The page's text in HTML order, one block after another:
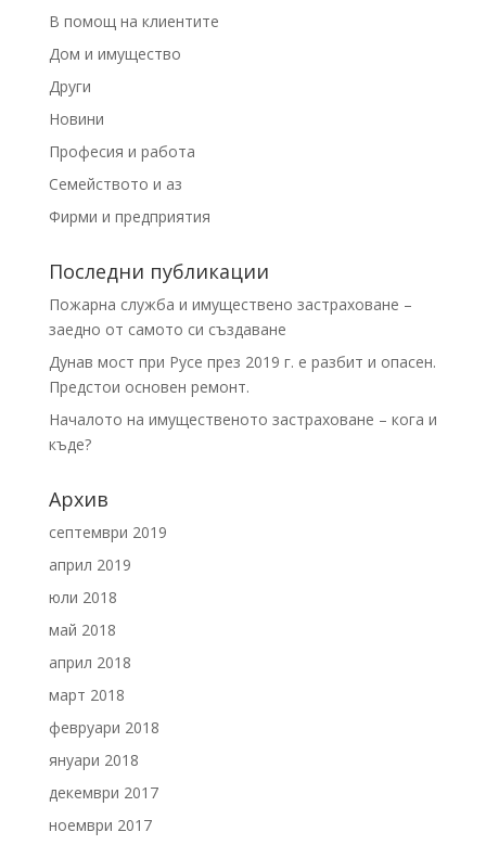
В помощ на клиентите
Дом и имущество
Други
Новини
Професия и работа
Семейството и аз
Фирми и предприятия
Последни публикации
Пожарна служба и имуществено застраховане –
заедно от самото си създаване
Дунав мост при Русе през 2019 г. е разбит и опасен.
Предстои основен ремонт.
Началото на имущественото застраховане – кога и
къде?
Архив
септември 2019
април 2019
юли 2018
май 2018
април 2018
март 2018
февруари 2018
януари 2018
декември 2017
ноември 2017